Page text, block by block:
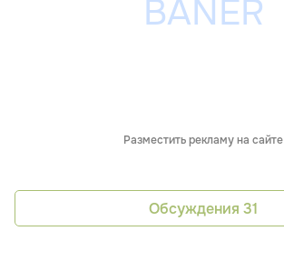
Разместить рекламу на сайте
Обсуждения 31